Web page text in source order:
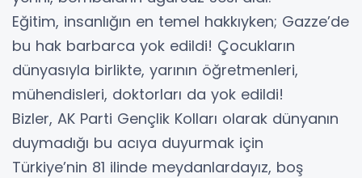
Eğitim, insanlığın en temel hakkıyken; Gazze’de
bu hak barbarca yok edildi! Çocukların
dünyasıyla birlikte, yarının öğretmenleri,
mühendisleri, doktorları da yok edildi!
Bizler, AK Parti Gençlik Kolları olarak dünyanın
duymadığı bu acıya duyurmak için
Türkiye’nin 81 ilinde meydanlardayız, boş